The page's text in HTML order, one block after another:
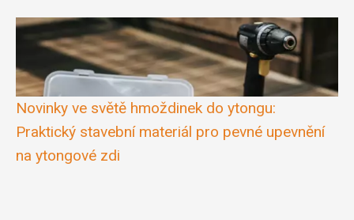
Novinky ve světě hmoždinek do ytongu:
Praktický stavební materiál pro pevné upevnění
na ytongové zdi